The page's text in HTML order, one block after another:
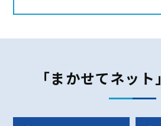
「まかせてネット」